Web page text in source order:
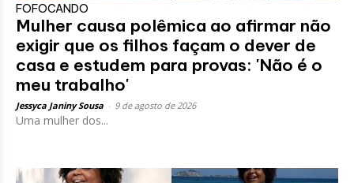
FOFOCANDO
Mulher causa polêmica ao afirmar não
exigir que os filhos façam o dever de
casa e estudem para provas: 'Não é o
meu trabalho'
Jessyca Janiny Sousa 9 de agosto de 2026
Uma mulher dos...